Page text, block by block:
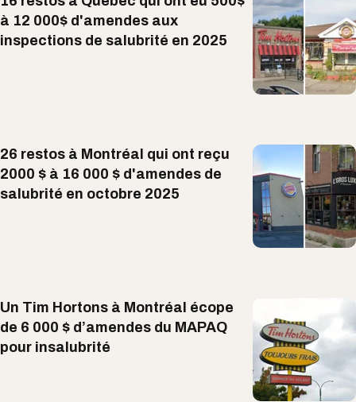
à 12 000$ d'amendes aux
inspections de salubrité en 2025
26 restos à Montréal qui ont reçu
2000 $ à 16 000 $ d'amendes de
salubrité en octobre 2025
Un Tim Hortons à Montréal écope
de 6 000 $ d’amendes du MAPAQ
pour insalubrité